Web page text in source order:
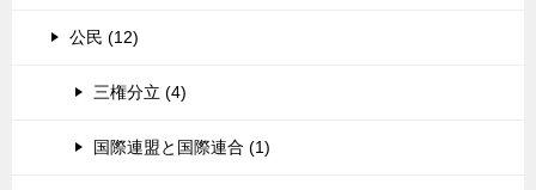
公民 (12)
三権分立 (4)
国際連盟と国際連合 (1)